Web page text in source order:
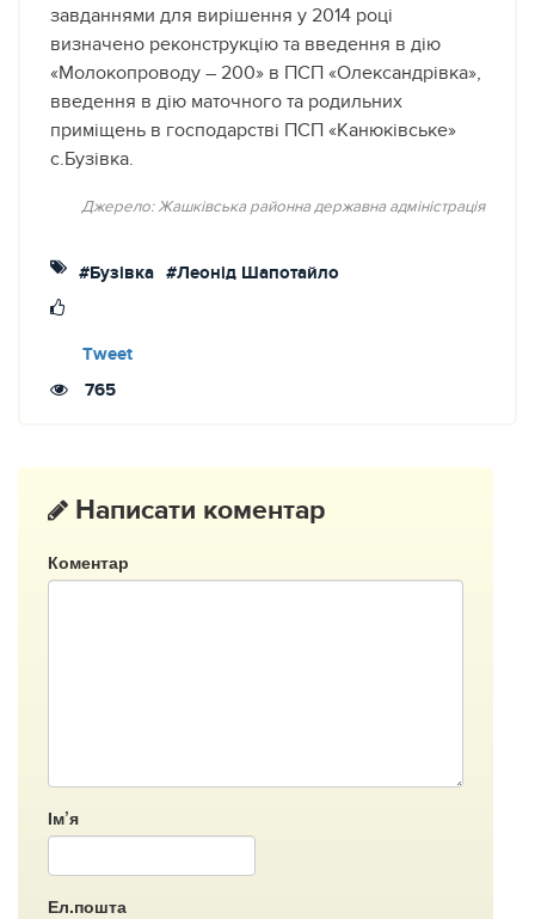
завданнями для вирішення у 2014 році
визначено реконструкцію та введення в дію
«Молокопроводу – 200» в ПСП «Олександрівка»,
введення в дію маточного та родильних
приміщень в господарстві ПСП «Канюківське»
с.Бузівка.
Джерело: Жашківська районна державна адміністрація
#Бузівка #Леонід Шапотайло
Tweet
765
Написати коментар
Коментар
Ім’я
Ел.пошта